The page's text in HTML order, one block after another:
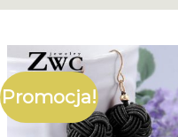
Promocja!